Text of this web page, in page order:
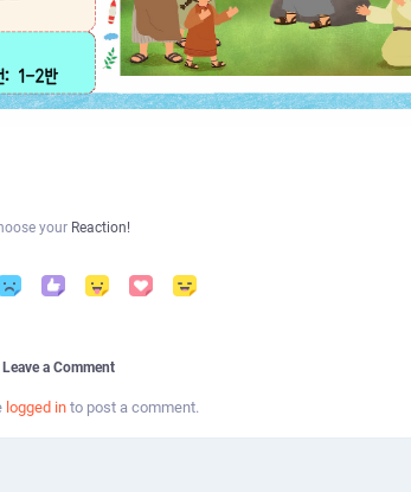
your Reaction!
Leave a Comment
logged into post a comment.